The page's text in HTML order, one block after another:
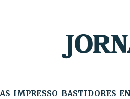
IMPRESSO BASTIDORES